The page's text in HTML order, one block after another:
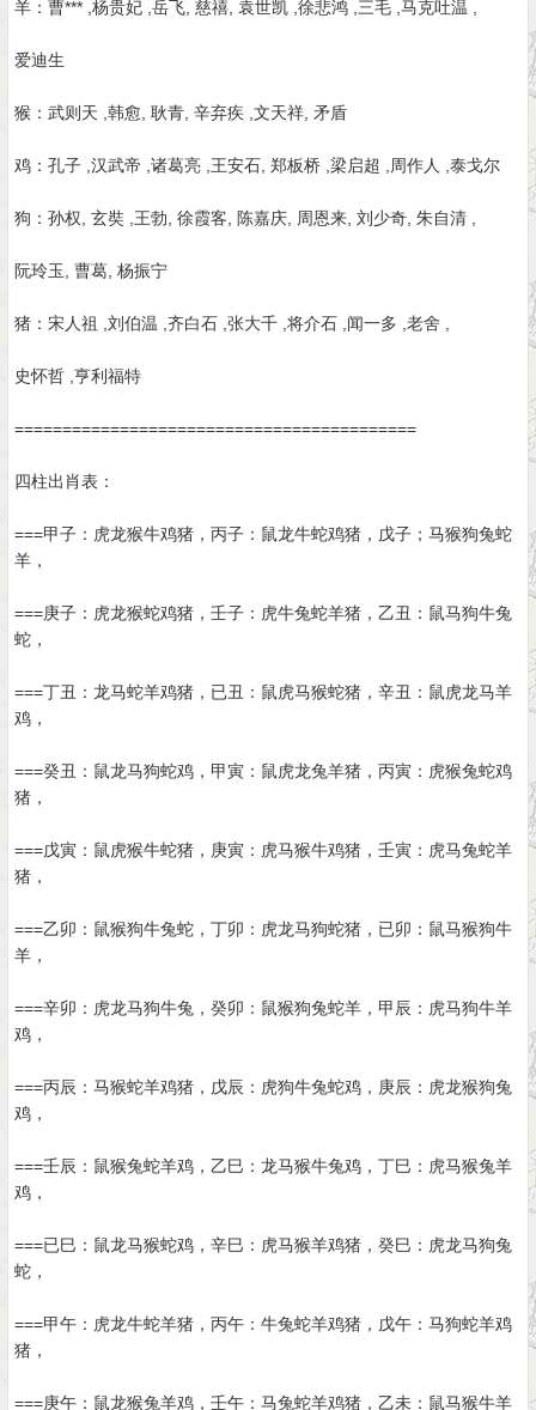
羊：曹*** ,杨贵妃 ,岳飞, 慈禧, 袁世凯 ,徐悲鸿 ,三毛 ,马克吐温 ,
爱迪生
猴：武则天 ,韩愈, 耿青, 辛弃疾 ,文天祥, 矛盾
鸡：孔子 ,汉武帝 ,诸葛亮 ,王安石, 郑板桥 ,梁启超 ,周作人 ,泰戈尔
狗：孙权, 玄奘 ,王勃, 徐霞客, 陈嘉庆, 周恩来, 刘少奇, 朱自清 ,
阮玲玉, 曹葛, 杨振宁
猪：宋人祖 ,刘伯温 ,齐白石 ,张大千 ,将介石 ,闻一多 ,老舍 ,
史怀哲 ,亨利福特
==========================================
四柱出肖表：
===甲子：虎龙猴牛鸡猪，丙子：鼠龙牛蛇鸡猪，戊子；马猴狗兔蛇
羊，
===庚子：虎龙猴蛇鸡猪，壬子：虎牛兔蛇羊猪，乙丑：鼠马狗牛兔
蛇，
===丁丑：龙马蛇羊鸡猪，已丑：鼠虎马猴蛇猪，辛丑：鼠虎龙马羊
鸡，
===癸丑：鼠龙马狗蛇鸡，甲寅：鼠虎龙兔羊猪，丙寅：虎猴兔蛇鸡
猪，
===戊寅：鼠虎猴牛蛇猪，庚寅：虎马猴牛鸡猪，壬寅：虎马兔蛇羊
猪，
===乙卯：鼠猴狗牛兔蛇，丁卯：虎龙马狗蛇猪，已卯：鼠马猴狗牛
羊，
===辛卯：虎龙马狗牛兔，癸卯：鼠猴狗兔蛇羊，甲辰：虎马狗牛羊
鸡，
===丙辰：马猴蛇羊鸡猪，戊辰：虎狗牛兔蛇鸡，庚辰：虎龙猴狗兔
鸡，
===壬辰：鼠猴兔蛇羊鸡，乙巳：龙马猴牛兔鸡，丁巳：虎马猴兔羊
鸡，
===已巳：鼠龙马猴蛇鸡，辛巳：虎马猴羊鸡猪，癸巳：虎龙马狗兔
蛇，
===甲午：虎龙牛蛇羊猪，丙午：牛兔蛇羊鸡猪，戊午：马狗蛇羊鸡
猪，
===庚午：鼠龙猴兔羊鸡，壬午：马兔蛇羊鸡猪，乙未：鼠马猴牛羊